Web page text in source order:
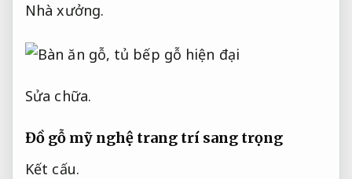
Nhà xưởng.
Sửa chữa.
Đồ gỗ mỹ nghệ trang trí sang trọng
Kết cấu.